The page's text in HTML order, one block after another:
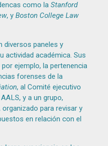
como la Stanford
, y Boston College Law
diversos paneles y
actividad académica. Sus
ejemplo, la pertenencia
forenses de la
, al Comité ejecutivo
y a un grupo,
para revisar y
en relación con el